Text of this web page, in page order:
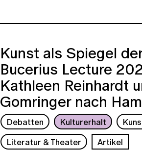
Kunst als Spiegel
Bucerius Lecture
Kathleen Reinhardt
Gomringer nach
Debatten Kulturerhalt
Literatur & Theater
Artikel